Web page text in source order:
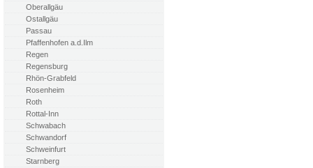
Oberallgäu
Ostallgäu
Passau
Pfaffenhofen a.d.Ilm
Regen
Regensburg
Rhön-Grabfeld
Rosenheim
Roth
Rottal-Inn
Schwabach
Schwandorf
Schweinfurt
Starnberg